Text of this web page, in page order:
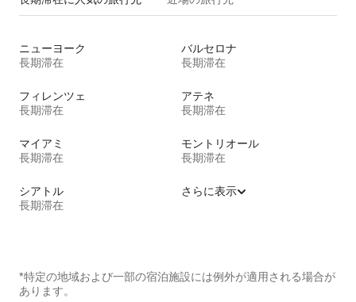
ニューヨーク
長期滞在
バルセロナ
長期滞在
フィレンツェ
長期滞在
アテネ
長期滞在
マイアミ
長期滞在
モントリオール
長期滞在
シアトル
長期滞在
さらに表示
*特定の地域および一部の宿泊施設には例外が適用される場合が
あります。